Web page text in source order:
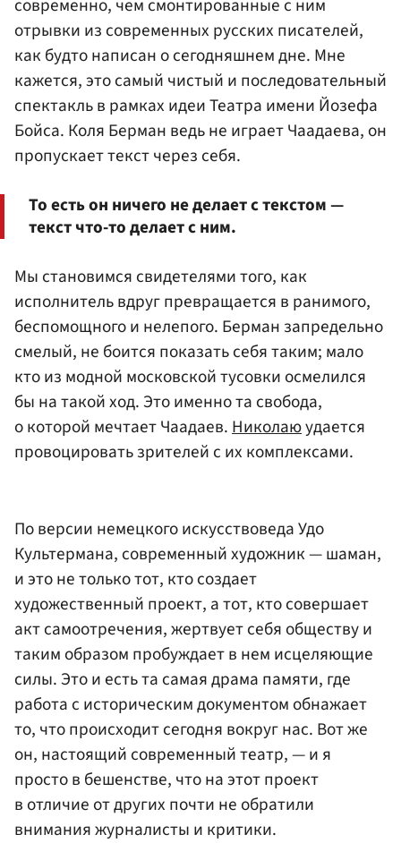
современно, чем смонтированные с ним
отрывки из современных русских писателей,
как будто написан о сегодняшнем дне. Мне
кажется, это самый чистый и последовательный
спектакль в рамках идеи Театра имени Йозефа
Бойса. Коля Берман ведь не играет Чаадаева, он
пропускает текст через себя.
То есть он ничего не делает с текстом —
текст что-то делает с ним.
Мы становимся свидетелями того, как
исполнитель вдруг превращается в ранимого,
беспомощного и нелепого. Берман запредельно
смелый, не боится показать себя таким; мало
кто из модной московской тусовки осмелился
бы на такой ход. Это именно та свобода,
о которой мечтает Чаадаев.Николаюудается
провоцировать зрителей с их комплексами.
По версии немецкого искусствоведа Удо
Культермана, современный художник — шаман,
и это не только тот, кто создает
художественный проект, а тот, кто совершает
акт самоотречения, жертвует себя обществу и
таким образом пробуждает в нем исцеляющие
силы. Это и есть та самая драма памяти, где
работа с историческим документом обнажает
то, что происходит сегодня вокруг нас. Вот же
он, настоящий современный театр, — и я
просто в бешенстве, что на этот проект
в отличие от других почти не обратили
внимания журналисты и критики.